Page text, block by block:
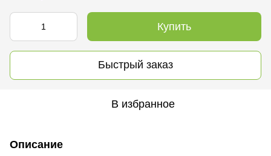
Купить
Быстрый заказ
В избранное
Описание